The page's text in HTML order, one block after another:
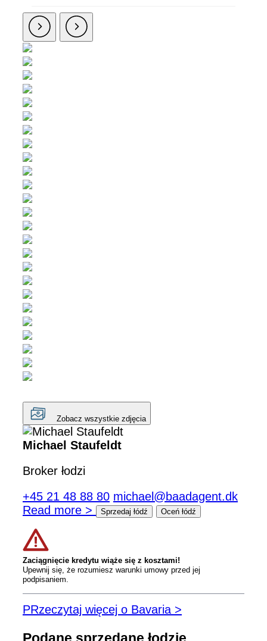
Zobacz wszystkie zdjęcia
Michael Staufeldt
Broker łodzi
+45 21 48 88 80 michael@baadagent.dk
Read more >
Sprzedaj łódź Oceń łódź
Zaciągnięcie kredytu wiąże się z kosztami!
Upewnij się, że rozumiesz warunki umowy przed jej
podpisaniem.
PRzeczytaj więcej o Bavaria >